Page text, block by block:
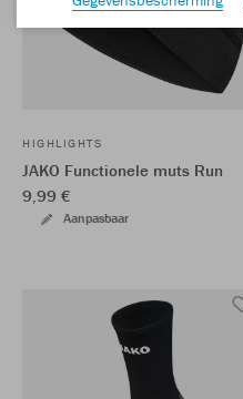
HIGHLIGHTS
JAKO Functionele muts Run
9,99 €
Aanpasbaar